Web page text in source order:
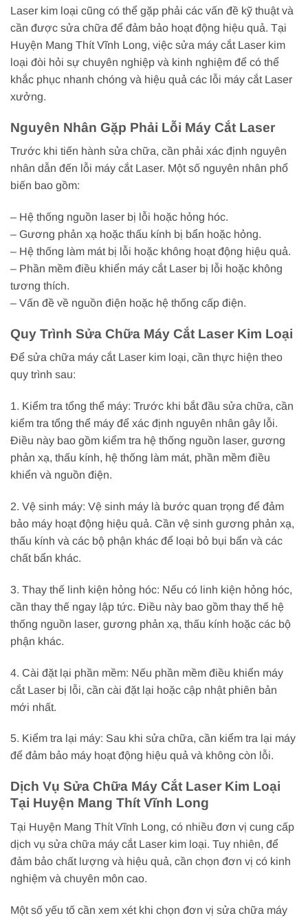
Laser kim loại cũng có thể gặp phải các vấn đề kỹ thuật và
cần được sửa chữa để đảm bảo hoạt động hiệu quả. Tại
Huyện Mang Thít Vĩnh Long, việc sửa máy cắt Laser kim
loại đòi hỏi sự chuyên nghiệp và kinh nghiệm để có thể
khắc phục nhanh chóng và hiệu quả các lỗi máy cắt Laser
xưởng.
Nguyên Nhân Gặp Phải Lỗi Máy Cắt Laser
Trước khi tiến hành sửa chữa, cần phải xác định nguyên
nhân dẫn đến lỗi máy cắt Laser. Một số nguyên nhân phổ
biến bao gồm:
– Hệ thống nguồn laser bị lỗi hoặc hỏng hóc.
– Gương phản xạ hoặc thấu kính bị bẩn hoặc hỏng.
– Hệ thống làm mát bị lỗi hoặc không hoạt động hiệu quả.
– Phần mềm điều khiển máy cắt Laser bị lỗi hoặc không
tương thích.
– Vấn đề về nguồn điện hoặc hệ thống cấp điện.
Quy Trình Sửa Chữa Máy Cắt Laser Kim Loại
Để sửa chữa máy cắt Laser kim loại, cần thực hiện theo
quy trình sau:
1. Kiểm tra tổng thể máy: Trước khi bắt đầu sửa chữa, cần
kiểm tra tổng thể máy để xác định nguyên nhân gây lỗi.
Điều này bao gồm kiểm tra hệ thống nguồn laser, gương
phản xạ, thấu kính, hệ thống làm mát, phần mềm điều
khiển và nguồn điện.
2. Vệ sinh máy: Vệ sinh máy là bước quan trọng để đảm
bảo máy hoạt động hiệu quả. Cần vệ sinh gương phản xạ,
thấu kính và các bộ phận khác để loại bỏ bụi bẩn và các
chất bẩn khác.
3. Thay thế linh kiện hỏng hóc: Nếu có linh kiện hỏng hóc,
cần thay thế ngay lập tức. Điều này bao gồm thay thế hệ
thống nguồn laser, gương phản xạ, thấu kính hoặc các bộ
phận khác.
4. Cài đặt lại phần mềm: Nếu phần mềm điều khiển máy
cắt Laser bị lỗi, cần cài đặt lại hoặc cập nhật phiên bản
mới nhất.
5. Kiểm tra lại máy: Sau khi sửa chữa, cần kiểm tra lại máy
để đảm bảo máy hoạt động hiệu quả và không còn lỗi.
Dịch Vụ Sửa Chữa Máy Cắt Laser Kim Loại
Tại Huyện Mang Thít Vĩnh Long
Tại Huyện Mang Thít Vĩnh Long, có nhiều đơn vị cung cấp
dịch vụ sửa chữa máy cắt Laser kim loại. Tuy nhiên, để
đảm bảo chất lượng và hiệu quả, cần chọn đơn vị có kinh
nghiệm và chuyên môn cao.
Một số yếu tố cần xem xét khi chọn đơn vị sửa chữa máy